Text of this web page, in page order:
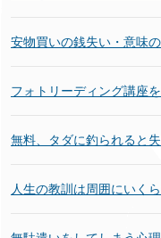
安物買いの銭失い・意味
フォトリーディング講座
無料、タダに釣られると
人生の教訓は周囲にいく